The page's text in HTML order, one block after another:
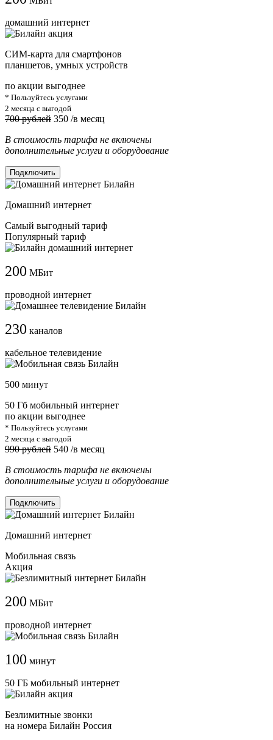
домашний интернет
СИМ-карта для смартфонов
планшетов, умных устройств
по акции выгоднее
* Пользуйтесь услугами
2 месяца с выгодой
700 рублей 350 /в месяц
В стоимость тарифа не включены
дополнительные услуги и оборудование
Подключить
Домашний интернет
Самый выгодный тариф
Популярный тариф
200 МБит
проводной интернет
230 каналов
кабельное телевидение
500 минут
50 Гб мобильный интернет
по акции выгоднее
* Пользуйтесь услугами
2 месяца с выгодой
990 рублей 540 /в месяц
В стоимость тарифа не включены
дополнительные услуги и оборудование
Подключить
Домашний интернет
Мобильная связь
Акция
200 МБит
проводной интернет
100 минут
50 ГБ мобильный интернет
Безлимитные звонки
на номера Билайн Россия